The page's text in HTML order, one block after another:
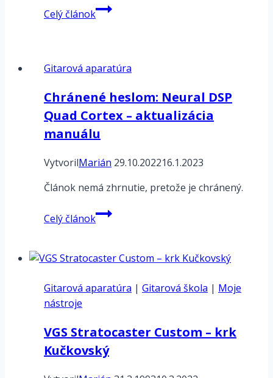
Celý článokChránené
heslom:
EFFECTS
manuál
–
3
–
PRESET
–
Gitarová aparatúra
Chránené heslom: Neural DSP
Quad Cortex – aktualizácia
manuálu
VytvorilMarián 29.10.202216.1.2023
Článok nemá zhrnutie, pretože je chránený.
Celý článokChránené
heslom:
DSP
Cortex
manuálu
Gitarová aparatúra | Gitarová škola | Moje
nástroje
VGS Stratocaster Custom – krk
Kučkovský